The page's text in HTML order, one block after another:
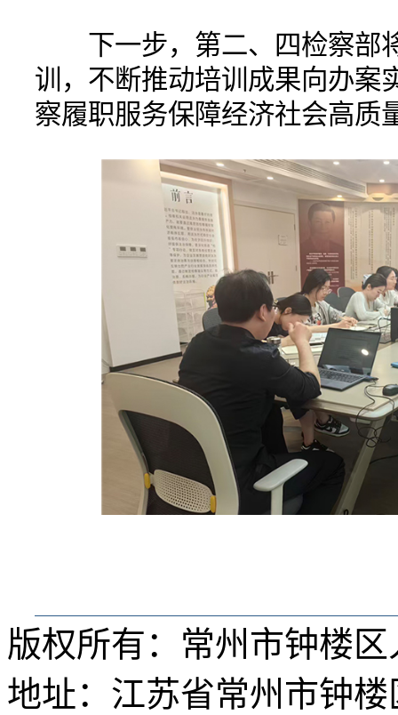
下一步，第二、四检察部
训，不断推动培训成果向办案
察履职服务保障经济社会高质
版权所有：常州市钟楼
地址：江苏省常州市